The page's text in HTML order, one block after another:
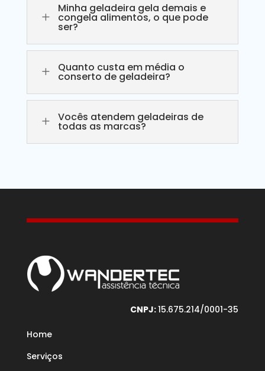
L
Minha geladeira gela demais e
congela alimentos, o que pode
ser?
L Quanto custa em média o
conserto de geladeira?
L Vocês atendem geladeiras de
todas as marcas?
CNPJ:15.675.214/0001-35
Home
Serviços